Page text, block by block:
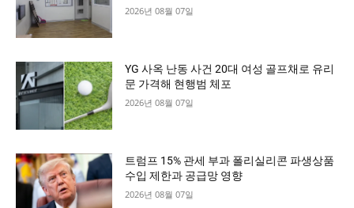
2026년 08월 07일
YG 사옥 난동 사건 20대 여성 골프채로 유리
문 가격해 현행범 체포
2026년 08월 07일
트럼프 15% 관세 부과 폴리실리콘 파생상품
수입 제한과 공급망 영향
2026년 08월 07일